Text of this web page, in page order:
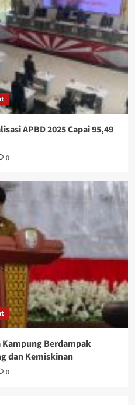
APBD 2025 Capai 95,49
0
Kampung Berdampak
dan Kemiskinan
0